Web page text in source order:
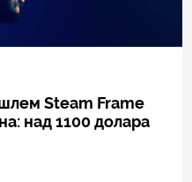
Steam Frame
над 1100 долара